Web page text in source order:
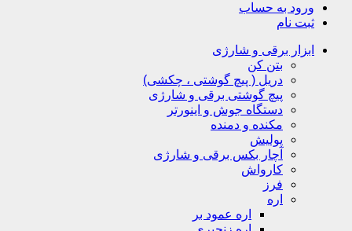
ورود به حساب
ثبت نام
ابزار برقی و شارژی
بتن کن
دریل ( پیچ گوشتی ، چکشی)
پیچ گوشتی برقی و شارژی
دستگاه جوش و اینورتر
مکنده و دمنده
پولیش
آچار بکس برقی و شارژی
کارواش
فرز
اره
اره عمود بر